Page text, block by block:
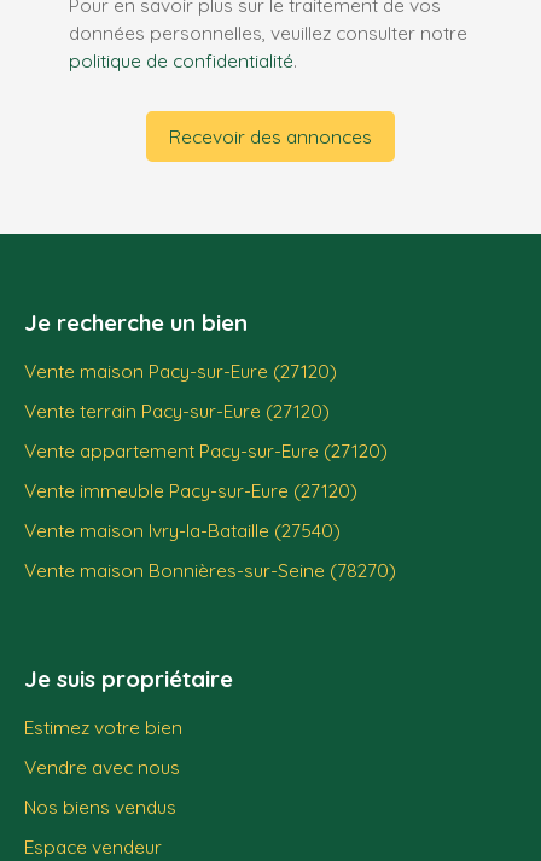
Pour en savoir plus sur le traitement de vos
données personnelles, veuillez consulter notre
politique de confidentialité.
Recevoir des annonces
Je recherche un bien
Vente maison Pacy-sur-Eure (27120)
Vente terrain Pacy-sur-Eure (27120)
Vente appartement Pacy-sur-Eure (27120)
Vente immeuble Pacy-sur-Eure (27120)
Vente maison Ivry-la-Bataille (27540)
Vente maison Bonnières-sur-Seine (78270)
Je suis propriétaire
Estimez votre bien
Vendre avec nous
Nos biens vendus
Espace vendeur